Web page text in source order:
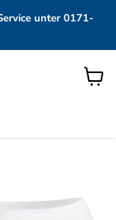
unter 0171-